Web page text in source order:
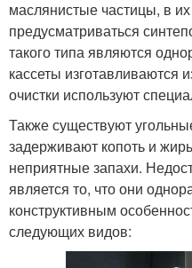
маслянистые частицы, в
предусматриваться
такого типа являются
кассеты изготавливаются
очистки используют
Также существуют
задерживают копоть и
неприятные запахи.
является то, что они
конструктивным
следующих видов: